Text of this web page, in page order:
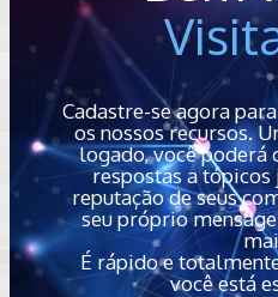
Cadastre-se agora
os nossos recursos.
logado, você poderá
respostas a tópicos
reputação de seus
seu próprio
É rápido e
você está